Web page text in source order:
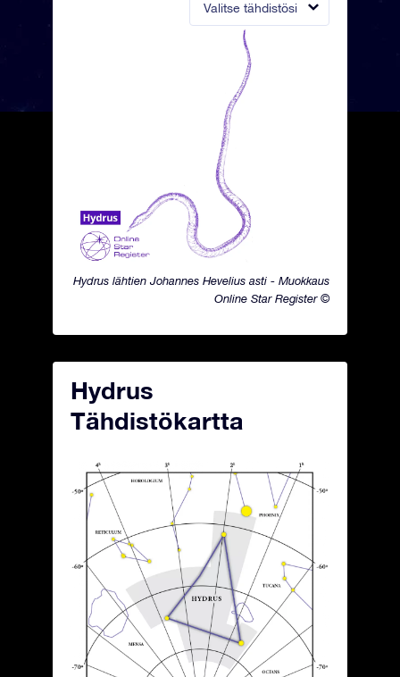
Valitse tähdistösi
Hydrus lähtien Johannes Hevelius asti - Muokkaus
Online Star Register ©
Hydrus
Tähdistökartta